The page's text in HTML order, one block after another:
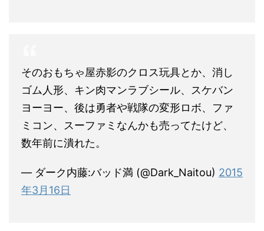
そのおもちゃ屋赤影のクロス玩具とか、消し
ゴム人形、キン肉マンラブシール、スケバン
ヨーヨー、後は勇者や戦隊の変形ロボ、ファ
ミコン、スーファミなんかも売ってたけど、
数年前に潰れた。
— ダーク内藤:バッド満 (@Dark_Naitou) 2015
年3月16日